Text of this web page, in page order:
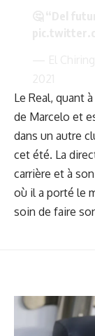
Le Real, quant
de Marcelo et
dans un autre
cet été. La
carrière et à
où il a porté le
soin de faire